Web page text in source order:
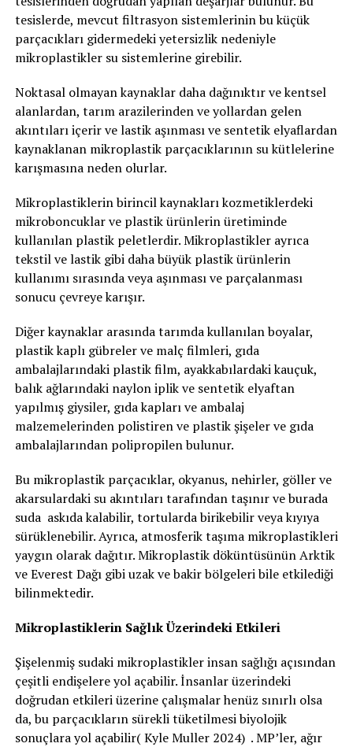
tesislerde, mevcut filtrasyon sistemlerinin bu küçük
parçacıkları gidermedeki yetersizlik nedeniyle
mikroplastikler su sistemlerine girebilir.
Noktasal olmayan kaynaklar daha dağınıktır ve kentsel
alanlardan, tarım arazilerinden ve yollardan gelen
akıntıları içerir ve lastik aşınması ve sentetik elyaflardan
kaynaklanan mikroplastik parçacıklarının su kütlelerine
karışmasına neden olurlar.
Mikroplastiklerin birincil kaynakları kozmetiklerdeki
mikroboncuklar ve plastik ürünlerin üretiminde
kullanılan plastik peletlerdir. Mikroplastikler ayrıca
tekstil ve lastik gibi daha büyük plastik ürünlerin
kullanımı sırasında veya aşınması ve parçalanması
sonucu çevreye karışır.
Diğer kaynaklar arasında tarımda kullanılan boyalar,
plastik kaplı gübreler ve malç filmleri, gıda
ambalajlarındaki plastik film, ayakkabılardaki kauçuk,
balık ağlarındaki naylon iplik ve sentetik elyaftan
yapılmış giysiler, gıda kapları ve ambalaj
malzemelerinden polistiren ve plastik şişeler ve gıda
ambalajlarından polipropilen bulunur.
Bu mikroplastik parçacıklar, okyanus, nehirler, göller ve
akarsulardaki su akıntıları tarafından taşınır ve burada
suda askıda kalabilir, tortularda birikebilir veya kıyıya
sürüklenebilir. Ayrıca, atmosferik taşıma mikroplastikleri
yaygın olarak dağıtır. Mikroplastik döküntüsünün Arktik
ve Everest Dağı gibi uzak ve bakir bölgeleri bile etkilediği
bilinmektedir.
Mikroplastiklerin Sağlık Üzerindeki Etkileri
Şişelenmiş sudaki mikroplastikler insan sağlığı açısından
çeşitli endişelere yol açabilir. İnsanlar üzerindeki
doğrudan etkileri üzerine çalışmalar henüz sınırlı olsa
da, bu parçacıkların sürekli tüketilmesi biyolojik
sonuçlara yol açabilir( Kyle Muller 2024) . MP’ler, ağır